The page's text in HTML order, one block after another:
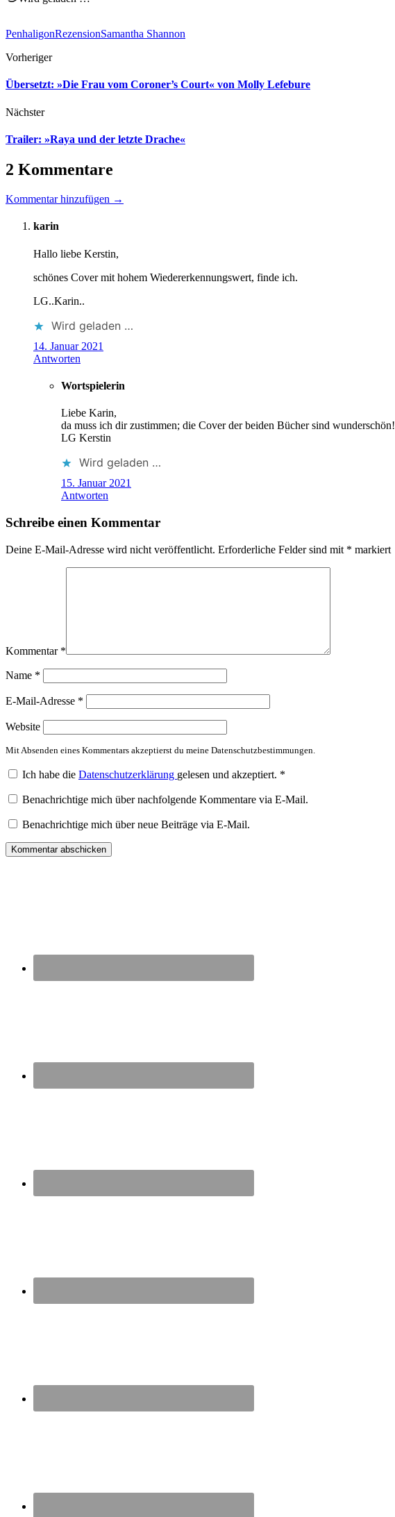
PenhaligonRezensionSamantha Shannon
Vorheriger
Übersetzt: »Die Frau vom Coroner’s Court« von Molly Lefebure
Nächster
Trailer: »Raya und der letzte Drache«
2 Kommentare
Kommentar hinzufügen →
karin
Hallo liebe Kerstin,
schönes Cover mit hohem Wiedererkennungswert, finde ich.
LG..Karin..
Wird geladen …
14. Januar 2021
Antworten
Wortspielerin
Liebe Karin,
da muss ich dir zustimmen; die Cover der beiden Bücher sind wunderschön!
LG Kerstin
Wird geladen …
15. Januar 2021
Antworten
Schreibe einen Kommentar
Deine E-Mail-Adresse wird nicht veröffentlicht. Erforderliche Felder sind mit * markiert
Kommentar *
Name *
E-Mail-Adresse *
Website
Mit Absenden eines Kommentars akzeptierst du meine Datenschutzbestimmungen.
Ich habe die Datenschutzerklärung gelesen und akzeptiert. *
Benachrichtige mich über nachfolgende Kommentare via E-Mail.
Benachrichtige mich über neue Beiträge via E-Mail.